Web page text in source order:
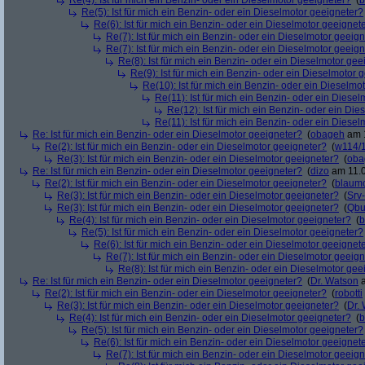
Re(5): Ist für mich ein Benzin- oder ein Dieselmotor geeigneter?
Re(6): Ist für mich ein Benzin- oder ein Dieselmotor
Re(7): Ist für mich ein Benzin- oder ein Dieselmotor
Re(7): Ist für mich ein Benzin- oder ein Dieselmotor
Re(8): Ist für mich ein Benzin- oder ein Dieselmotor
Re(9): Ist für mich ein Benzin- oder ein Dieselmotor
Re(10): Ist für mich ein Benzin- oder ein
Re(11): Ist für mich ein Benzin- oder ein
Re(12): Ist für mich ein Benzin- oder ein
Re(11): Ist für mich ein Benzin- oder ein
Re: Ist für mich ein Benzin- oder ein Dieselmotor geeigneter? (obageh am
Re(2): Ist für mich ein Benzin- oder ein Dieselmotor geeigneter? (w114/
Re(3): Ist für mich ein Benzin- oder ein Dieselmotor geeigneter? (
Re: Ist für mich ein Benzin- oder ein Dieselmotor geeigneter? (dizo am
Re(2): Ist für mich ein Benzin- oder ein Dieselmotor geeigneter? (
Re(3): Ist für mich ein Benzin- oder ein Dieselmotor geeigneter? (
Re(3): Ist für mich ein Benzin- oder ein Dieselmotor geeigneter? (
Re(4): Ist für mich ein Benzin- oder ein Dieselmotor geeigneter? (
Re(5): Ist für mich ein Benzin- oder ein Dieselmotor geeigneter?
Re(6): Ist für mich ein Benzin- oder ein Dieselmotor
Re(7): Ist für mich ein Benzin- oder ein Dieselmotor
Re(8): Ist für mich ein Benzin- oder ein Dieselmotor
Re: Ist für mich ein Benzin- oder ein Dieselmotor geeigneter? (Dr. Watson
Re(2): Ist für mich ein Benzin- oder ein Dieselmotor geeigneter? (robotti
Re(3): Ist für mich ein Benzin- oder ein Dieselmotor geeigneter? (Dr.
Re(4): Ist für mich ein Benzin- oder ein Dieselmotor geeigneter? (
Re(5): Ist für mich ein Benzin- oder ein Dieselmotor geeigneter?
Re(6): Ist für mich ein Benzin- oder ein Dieselmotor
Re(7): Ist für mich ein Benzin- oder ein Dieselmotor